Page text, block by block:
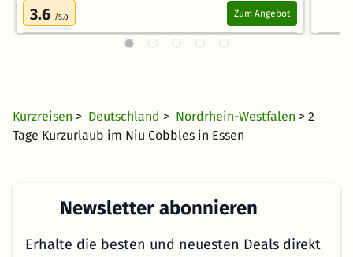
3.6 /5.0 Zum Angebot
Kurzreisen > Deutschland > Nordrhein-Westfalen > 2
Tage Kurzurlaub im Niu Cobbles in Essen
Newsletter abonnieren
Erhalte die besten und neuesten Deals direkt